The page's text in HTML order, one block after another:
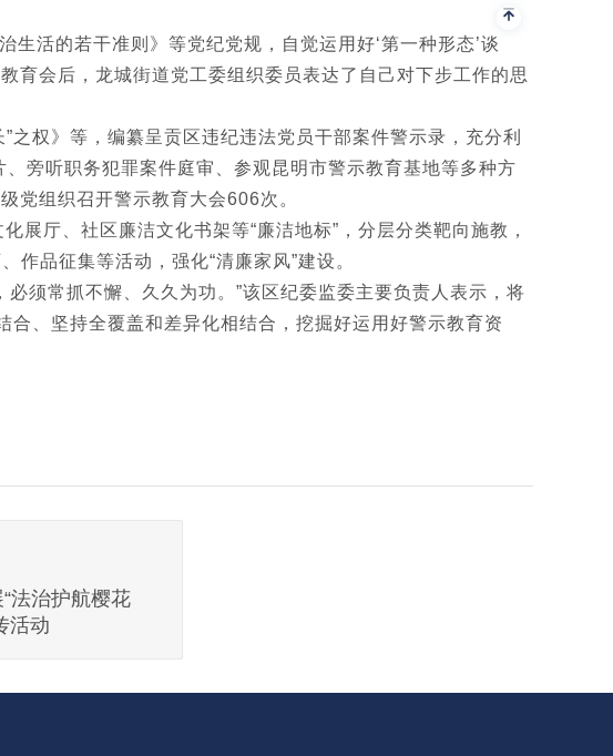
活的若干准则》等党纪党规，自觉运用好‘第一种形态’谈
育会后，龙城街道党工委组织委员表达了自己对下步工作的思
之权》等，编纂呈贡区违纪违法党员干部案件警示录，充分利
旁听职务犯罪案件庭审、参观昆明市警示教育基地等多种方
党组织召开警示教育大会606次。
展厅、社区廉洁文化书架等“廉洁地标”，分层分类靶向施教，
作品征集等活动，强化“清廉家风”建设。
须常抓不懈、久久为功。”该区纪委监委主要负责人表示，将
、坚持全覆盖和差异化相结合，挖掘好运用好警示教育资
法治护航樱花
活动